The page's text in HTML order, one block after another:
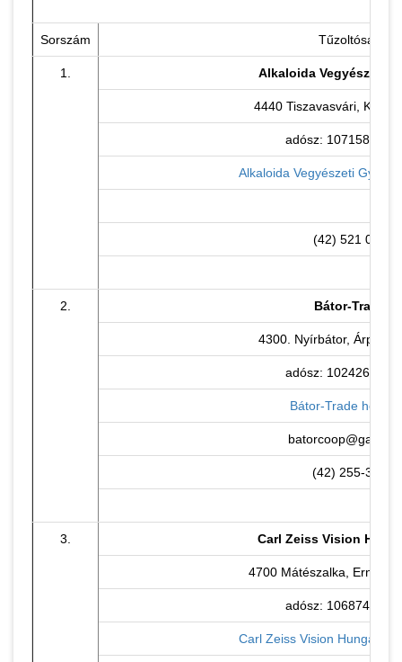
Sorszám Tűzoltóság
1. Alkaloida Vegyészeti
4440 Tiszavasvári,
adósz: 10715846-
Alkaloida Vegyészeti Gyár
(42) 521 025
2. Bátor-Trade
4300. Nyírbátor, Árpád
adósz: 10242694-
Bátor-Trade
(42) 255-307
3. Carl Zeiss Vision
4700 Mátészalka, Ernst
adósz: 10687404-
Carl Zeiss Vision Hungary